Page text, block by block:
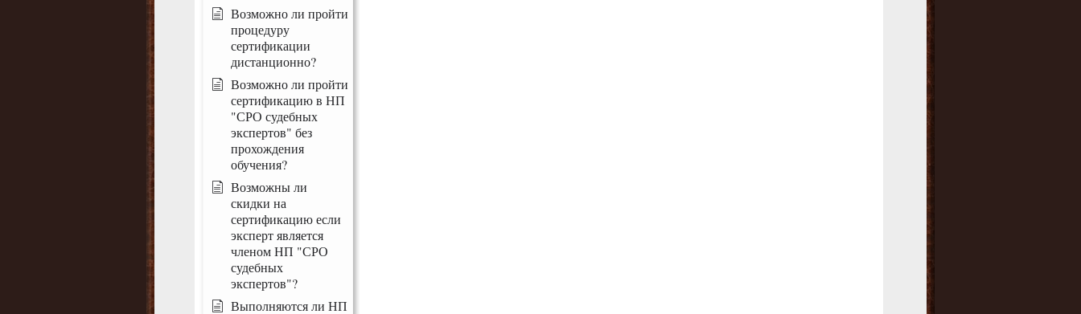
Возможно ли пройти
процедуру
сертификации
дистанционно?
Возможно ли пройти
сертификацию в НП
"СРО судебных
экспертов" без
прохождения
обучения?
Возможны ли
скидки на
сертификацию если
эксперт является
членом НП "СРО
судебных
экспертов"?
Выполняются ли НП